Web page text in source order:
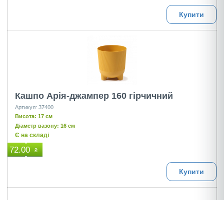
Купити
Кашпо Арія-джампер 160 гірчичний
Артикул: 37400
Висота: 17 см
Діаметр вазону: 16 см
Є на складі
72.00 ₴
Купити